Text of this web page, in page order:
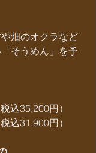
畑のオクラなど
そうめん」を予
込35,200円）
込31,900円）